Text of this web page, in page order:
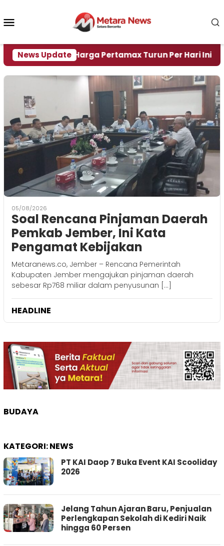
konten
News Update
Harga Pertamax Turun Per Hari Ini, Segini
05/08/2026
‎Soal Rencana Pinjaman Daerah
Pemkab Jember, Ini Kata
Pengamat Kebijakan ‎
Metaranews.co, Jember – Rencana Pemerintah
Kabupaten Jember mengajukan pinjaman daerah
sebesar Rp768 miliar dalam penyusunan […]
HEADLINE
BUDAYA
KATEGORI:NEWS
PT KAI Daop 7 Buka Event KAI Scooliday
2026
‎Jelang Tahun Ajaran Baru, Penjualan
Perlengkapan Sekolah di Kediri Naik
hingga 60 Persen ‎